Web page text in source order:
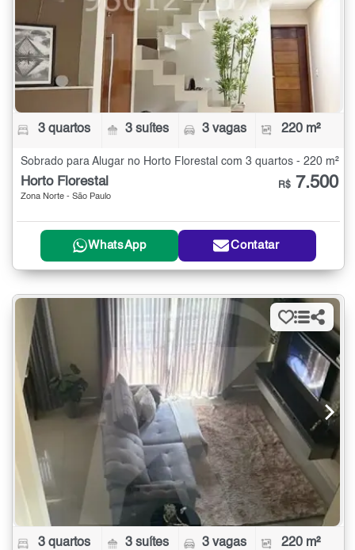
3 quartos 3 suítes 3 vagas 220 m²
Sobrado para Alugar no Horto Florestal com 3 quartos - 220 m²
Horto Florestal
Zona Norte - São Paulo
R$ 7.500
WhatsApp Contatar
3 quartos 3 suítes 3 vagas 220 m²